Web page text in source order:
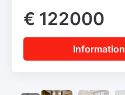
€ 122000